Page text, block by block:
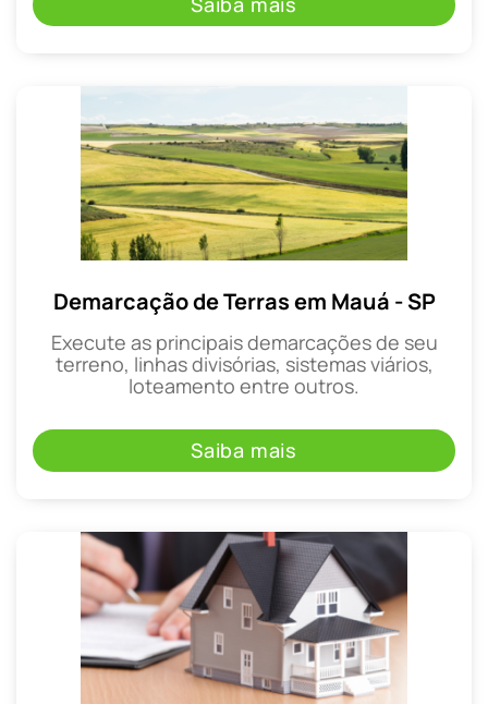
Demarcação de Terras em Mauá - SP
Execute as principais demarcações de seu
terreno, linhas divisórias, sistemas viários,
loteamento entre outros.
Saiba mais